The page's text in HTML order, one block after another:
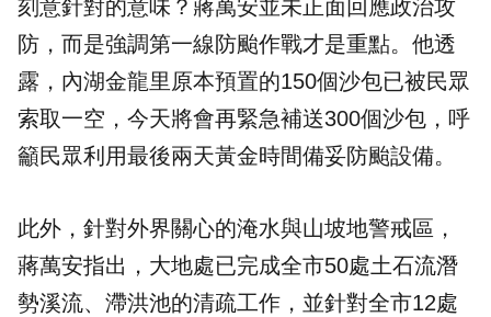
刻意針對的意味？蔣萬安並未正面回應政治攻
防，而是強調第一線防颱作戰才是重點。他透
露，內湖金龍里原本預置的150個沙包已被民眾
索取一空，今天將會再緊急補送300個沙包，呼
籲民眾利用最後兩天黃金時間備妥防颱設備。
此外，針對外界關心的淹水與山坡地警戒區，
蔣萬安指出，大地處已完成全市50處土石流潛
勢溪流、滯洪池的清疏工作，並針對全市12處